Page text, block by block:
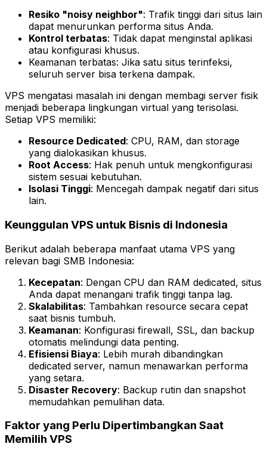
Resiko "noisy neighbor": Trafik tinggi dari situs lain
dapat menurunkan performa situs Anda.
Kontrol terbatas: Tidak dapat menginstal aplikasi
atau konfigurasi khusus.
Keamanan terbatas: Jika satu situs terinfeksi,
seluruh server bisa terkena dampak.
VPS mengatasi masalah ini dengan membagi server fisik
menjadi beberapa lingkungan virtual yang terisolasi.
Setiap VPS memiliki:
Resource Dedicated: CPU, RAM, dan storage
yang dialokasikan khusus.
Root Access: Hak penuh untuk mengkonfigurasi
sistem sesuai kebutuhan.
Isolasi Tinggi: Mencegah dampak negatif dari situs
lain.
Keunggulan VPS untuk Bisnis di Indonesia
Berikut adalah beberapa manfaat utama VPS yang
relevan bagi SMB Indonesia:
Kecepatan: Dengan CPU dan RAM dedicated, situs
Anda dapat menangani trafik tinggi tanpa lag.
Skalabilitas: Tambahkan resource secara cepat
saat bisnis tumbuh.
Keamanan: Konfigurasi firewall, SSL, dan backup
otomatis melindungi data penting.
Efisiensi Biaya: Lebih murah dibandingkan
dedicated server, namun menawarkan performa
yang setara.
Disaster Recovery: Backup rutin dan snapshot
memudahkan pemulihan data.
Faktor yang Perlu Dipertimbangkan Saat
Memilih VPS